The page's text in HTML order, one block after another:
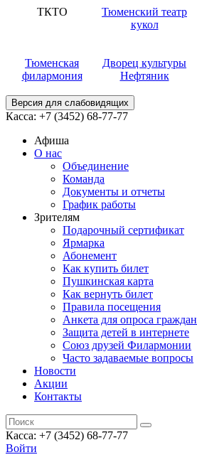
ТКТО
Тюменский театр
кукол
Тюменская
филармония
Дворец культуры
Нефтяник
Версия для слабовидящих
Касса: +7 (3452) 68-77-77
Афиша
О нас
Объединение
Команда
Документы и отчеты
График работы
Зрителям
Подарочный сертификат
Ярмарка
Абонемент
Как купить билет
Пушкинская карта
Как вернуть билет
Правила посещения
Анкета для опроса граждан
Защита детей в интернете
Союз друзей Филармонии
Часто задаваемые вопросы
Новости
Акции
Контакты
Касса: +7 (3452) 68-77-77
Войти